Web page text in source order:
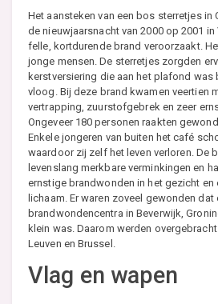
Het aansteken van een bos sterretjes in
de nieuwjaarsnacht van 2000 op 2001
felle, kortdurende brand veroorzaakt.
jonge mensen. De sterretjes zorgden
kerstversiering die aan het plafond was
vloog. Bij deze brand kwamen veertien
vertrapping, zuurstofgebrek en zeer
Ongeveer 180 personen raakten
Enkele jongeren van buiten het café
waardoor zij zelf het leven verloren. De
levenslang merkbare verminkingen en
ernstige brandwonden in het gezicht en
lichaam. Er waren zoveel gewonden
brandwondencentra in Beverwijk,
klein was. Daarom werden
Leuven en Brussel.
Vlag en wapen